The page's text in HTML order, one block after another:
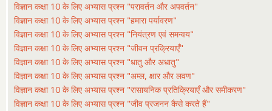
विज्ञान कक्षा 10 के लिए अभ्यास प्रश्न "परावर्तन और अपवर्तन"
विज्ञान कक्षा 10 के लिए अभ्यास प्रश्न "हमारा पर्यावरण"
विज्ञान कक्षा 10 के लिए अभ्यास प्रश्न "नियंत्रण एवं समन्वय"
विज्ञान कक्षा 10 के लिए अभ्यास प्रश्न "जीवन प्रक्रियाएँ"
विज्ञान कक्षा 10 के लिए अभ्यास प्रश्न "धातु और अधातु"
विज्ञान कक्षा 10 के लिए अभ्यास प्रश्न "अम्ल, क्षार और लवण"
विज्ञान कक्षा 10 के लिए अभ्यास प्रश्न "रासायनिक प्रतिक्रियाएँ और समीकरण"
विज्ञान कक्षा 10 के लिए अभ्यास प्रश्न "जीव प्रजनन कैसे करते हैं"